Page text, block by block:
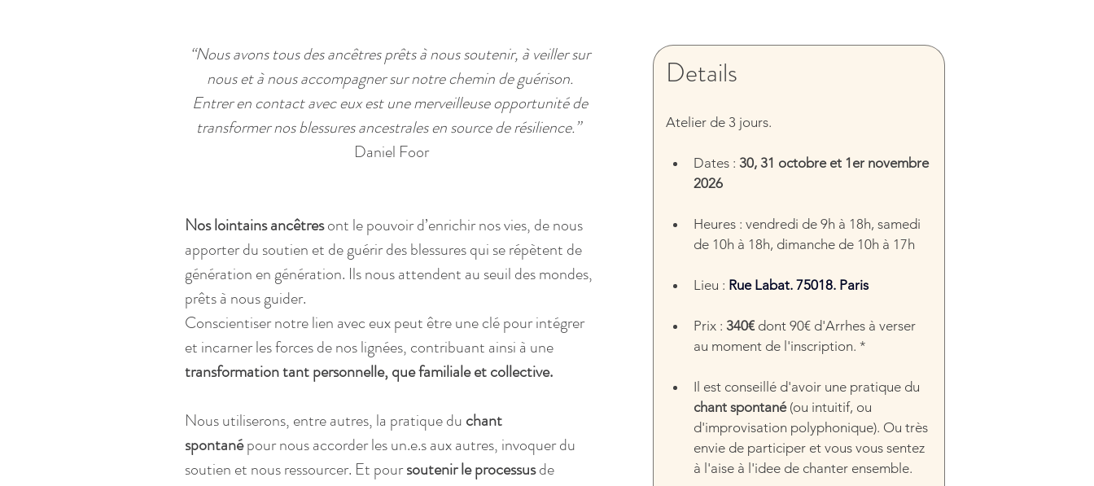
“Nous avons tous des ancêtres prêts à nous soutenir, à veiller sur
nous et à nous accompagner sur notre chemin de guérison.
Entrer en contact avec eux est une merveilleuse opportunité de
transformer nos blessures ancestrales en source de résilience.”
Daniel Foor
Nos lointains ancêtres ont le pouvoir d’enrichir nos vies, de nous
apporter du soutien et de guérir des blessures qui se répètent de
génération en génération. Ils nous attendent au seuil des mondes,
prêts à nous guider.
Conscientiser notre lien avec eux peut être une clé pour intégrer
et incarner les forces de nos lignées, contribuant ainsi à une
transformation tant personnelle, que familiale et collective.
Nous utiliserons, entre autres, la pratique du chant
spontané pour nous accorder les un.e.s aux autres, invoquer du
soutien et nous ressourcer. Et pour soutenir le processus de
Details
Atelier de 3 jours.
Dates : 30, 31 octobre et 1er novembre
2026
Heures : vendredi de 9h à 18h, samedi
de 10h à 18h, dimanche de 10h à 17h
Lieu : Rue Labat. 75018. Paris
Prix : 340€ dont 90€ d'Arrhes à verser
au moment de l'inscription. *
Il est conseillé d'avoir une pratique du
chant spontané (ou intuitif, ou
d'improvisation polyphonique). Ou très
envie de participer et vous vous sentez
à l'aise à l'idee de chanter ensemble.